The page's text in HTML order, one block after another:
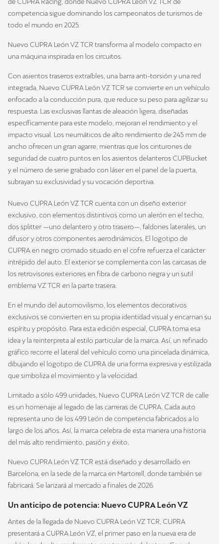
competencia sigue dominando los campeonatos de turismos de
todo el mundo en 2025.
Nuevo CUPRA León VZ TCR transforma al modelo compacto en
una máquina inspirada en los circuitos.
Con asientos traseros extraíbles, una barra anti-torsión y una red
integrada, Nuevo CUPRA León VZ TCR se convierte en un vehículo
enfocado a la conducción pura, que reduce su peso para agilizar su
respuesta. Las exclusivas llantas de aleación ligera, diseñadas
específicamente para este modelo, mejoran el rendimiento y el
impacto visual. Los neumáticos de alto rendimiento de 245 mm de
ancho ofrecen un gran agarre, mientras que los cinturones de
seguridad de cuatro puntos en los asientos delanteros CUPBucket
y el número de serie grabado con láser en el panel de la puerta,
subrayan su exclusividad y su vocación deportiva.
Nuevo CUPRA León VZ TCR cuenta con un diseño exterior
exclusivo, con elementos distintivos como un alerón en el techo,
dos splitter —uno delantero y otro trasero—, faldones laterales, un
difusor y otros componentes aerodinámicos. El logotipo de
CUPRA en negro cromado situado en el cofre refuerza el carácter
intrépido del auto. El exterior se complementa con las carcasas de
los retrovisores exteriores en fibra de carbono negra y un sutil
emblema VZ TCR en la parte trasera.
En el mundo del automovilismo, los elementos decorativos
exclusivos se convierten en su propia identidad visual y encarnan su
espíritu y propósito. Para esta edición especial, CUPRA toma esa
idea y la reinterpreta al estilo particular de la marca. Así, un refinado
gráfico recorre el lateral del vehículo como una pincelada dinámica,
dibujando el logotipo de CUPRA de una forma expresiva y estilizada
que simboliza el movimiento y la velocidad.
Limitado a sólo 499 unidades, Nuevo CUPRA León VZ TCR de calle
es un homenaje al legado de las carreras de CUPRA. Cada auto
representa uno de los 499 León de competencia fabricados a lo
largo de los años. Así, la marca celebra de esta manera una historia
del más alto rendimiento, pasión y éxito.
Nuevo CUPRA León VZ TCR está diseñado y desarrollado en
Barcelona, en la sede de la marca en Martorell, donde también se
fabricará. Se lanzará al mercado a finales de 2026.
Un anticipo de potencia: Nuevo CUPRA León VZ
Antes de la llegada de Nuevo CUPRA León VZ TCR, CUPRA
presentará a CUPRA León VZ, el primer paso en la nueva era de